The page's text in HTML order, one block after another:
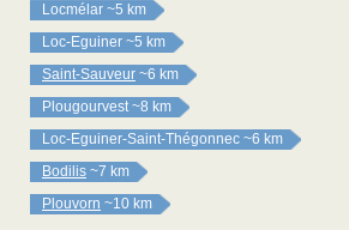
Locmélar ~5 km
Loc-Eguiner ~5 km
Saint-Sauveur ~6 km
Plougourvest ~8 km
Loc-Eguiner-Saint-Thégonnec ~6 km
Bodilis ~7 km
Plouvorn ~10 km